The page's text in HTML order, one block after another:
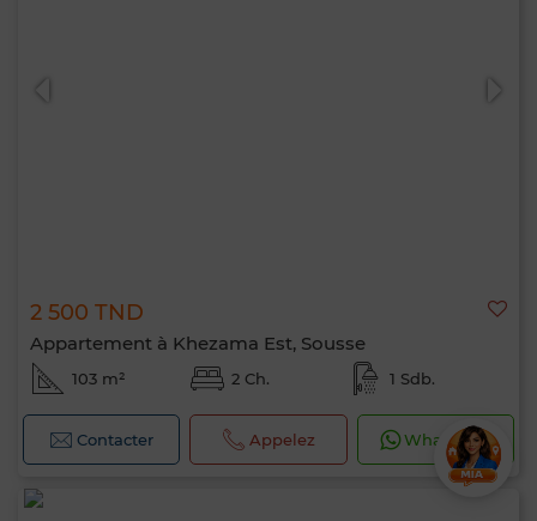
2 500 TND
Appartement à Khezama Est, Sousse
103 m² 2 Ch. 1 Sdb.
Contacter Appelez WhatsApp